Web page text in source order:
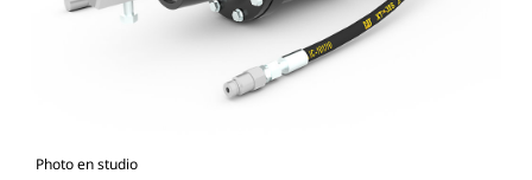
Photo en studio